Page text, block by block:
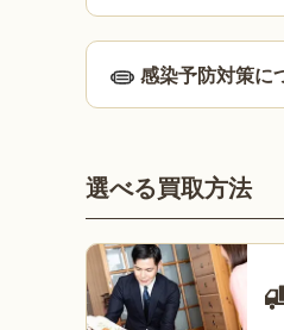
感染予防対策に
選べる買取方法